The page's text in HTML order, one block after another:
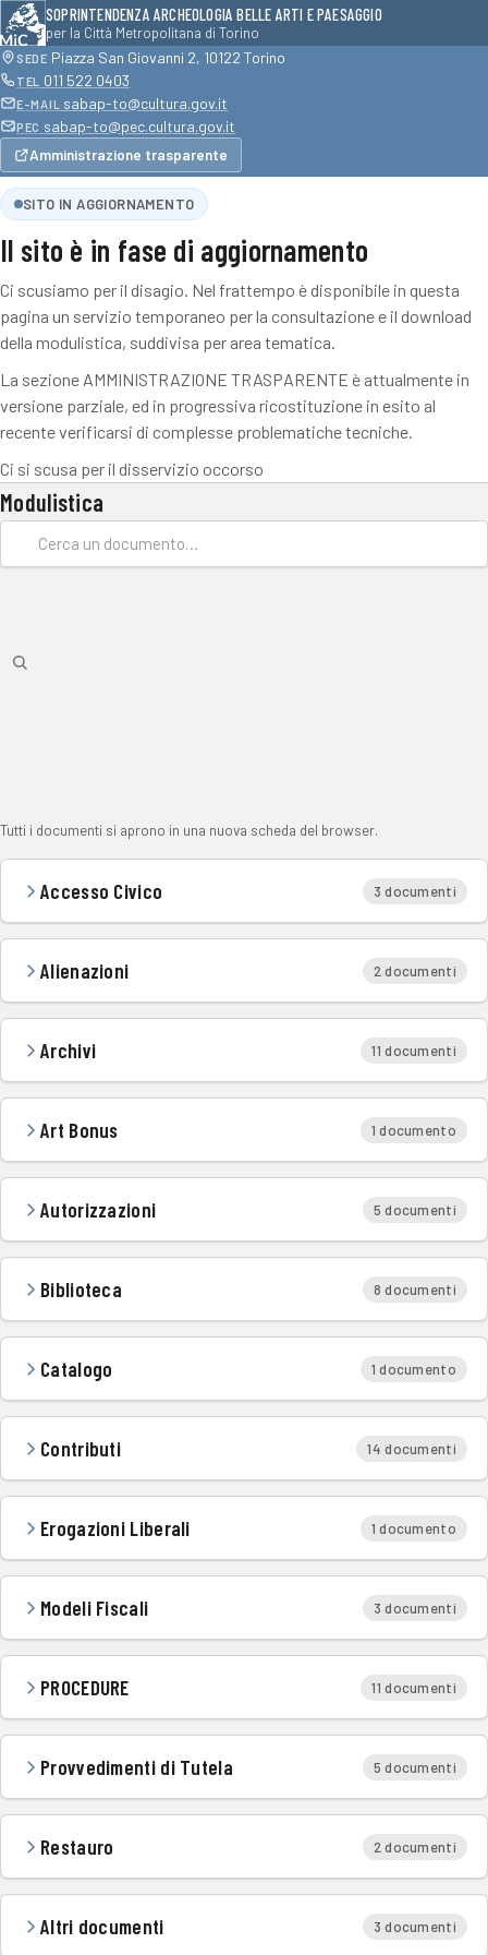
SOPRINTENDENZA ARCHEOLOGIA BELLE ARTI E PAESAGGIO
per la Città Metropolitana di Torino
SEDE Piazza San Giovanni 2, 10122 Torino
TEL 011 522 0403
E-MAIL sabap-to@cultura.gov.it
PEC sabap-to@pec.cultura.gov.it
Amministrazione trasparente
SITO IN AGGIORNAMENTO
Il sito è in fase di aggiornamento
Ci scusiamo per il disagio. Nel frattempo è disponibile in questa
pagina un servizio temporaneo per la consultazione e il download
della modulistica, suddivisa per area tematica.
La sezione AMMINISTRAZIONE TRASPARENTE è attualmente in
versione parziale, ed in progressiva ricostituzione in esito al
recente verificarsi di complesse problematiche tecniche.
Ci si scusa per il disservizio occorso
Modulistica
Tutti i documenti si aprono in una nuova scheda del browser.
Accesso Civico 3 documenti
Alienazioni 2 documenti
Archivi 11 documenti
Art Bonus 1 documento
Autorizzazioni 5 documenti
Biblioteca 8 documenti
Catalogo 1 documento
Contributi 14 documenti
Erogazioni Liberali 1 documento
Modeli Fiscali 3 documenti
PROCEDURE 11 documenti
Provvedimenti di Tutela 5 documenti
Restauro 2 documenti
Altri documenti 3 documenti